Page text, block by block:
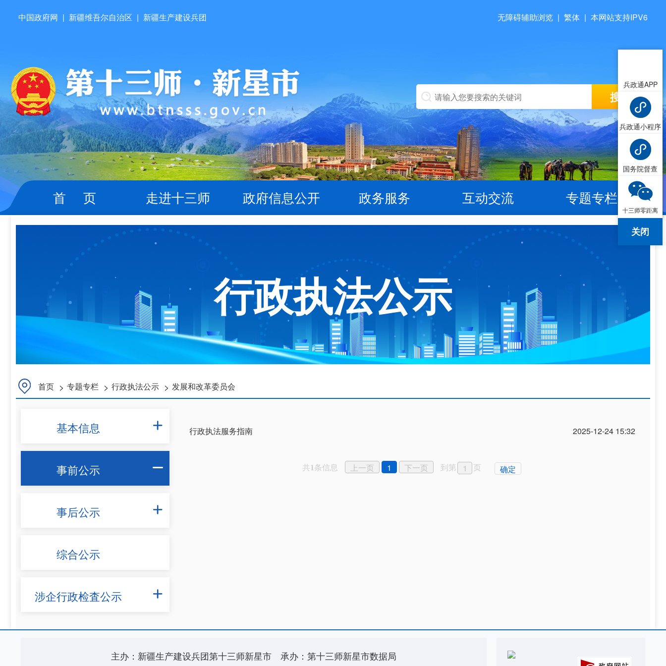
中国政府网 | 新疆维吾尔自治区 | 新疆生产建设兵团 无障碍辅助浏览 | 繁体 | 本网站支持IPV6
首 页 走进十三师 政府信息公开 政务服务 互动交流 专题专栏
行政执法公示
首页 > 专题专栏 > 行政执法公示 > 发展和改革委员会
基本信息 
事前公示 
事后公示 
综合公示
涉企行政检査公示 
2025-12-24 15:32
行政执法服务指南
共1 条信息 上一页 1 下一页 到第 页 确定
主办：新疆生产建设兵团第十三师新星市 承办：第十三师新星市数据局
兵政通APP
兵政通小程序
国务院督查
十三师零距离
关闭